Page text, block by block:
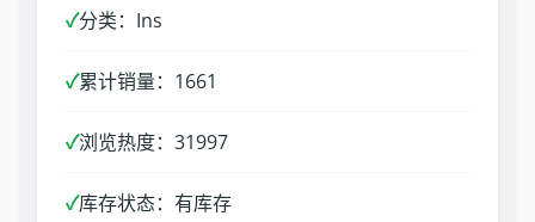
✓分类：Ins
✓累计销量：1661
✓浏览热度：31997
✓库存状态：有库存